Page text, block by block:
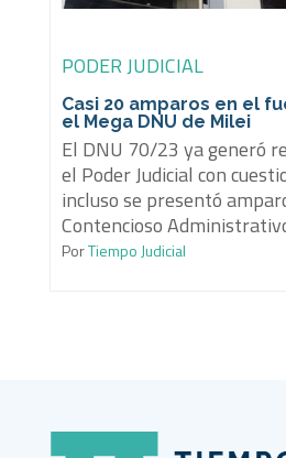
PODER JUDICIAL
Casi 20 amparos en el
el Mega DNU de Milei
El DNU 70/23 ya generó
el Poder Judicial con
incluso se presentó
Contencioso
PorTiempo Judicial